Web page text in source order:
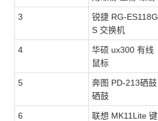
3
锐捷 RG-ES118G
S 交换机
4
华硕 ux300 有线
鼠标
5
奔图 PD-213硒鼓
硒鼓
6
联想 MK11Lite 键